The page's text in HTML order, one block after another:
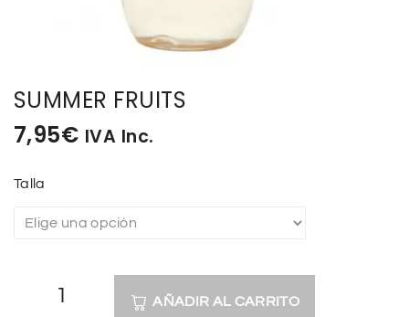
TARJETAS REGALO
SUMMER FRUITS
7,95€ IVA Inc.
Talla
AÑADIR AL CARRITO